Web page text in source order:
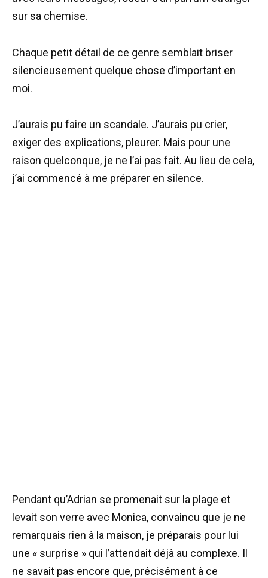
sur sa chemise.
Chaque petit détail de ce genre semblait briser
silencieusement quelque chose d’important en
moi.
J’aurais pu faire un scandale. J’aurais pu crier,
exiger des explications, pleurer. Mais pour une
raison quelconque, je ne l’ai pas fait. Au lieu de cela,
j’ai commencé à me préparer en silence.
Pendant qu’Adrian se promenait sur la plage et
levait son verre avec Monica, convaincu que je ne
remarquais rien à la maison, je préparais pour lui
une « surprise » qui l’attendait déjà au complexe. Il
ne savait pas encore que, précisément à ce